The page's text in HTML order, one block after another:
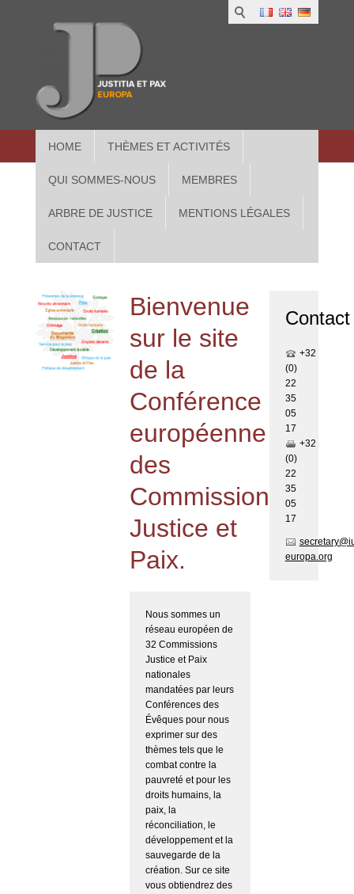
HOME THÈMES ET ACTIVITÉS
QUI SOMMES-NOUS MEMBRES
ARBRE DE JUSTICE MENTIONS LÉGALES
CONTACT
in
Bienvenue
sur le site
de la
Conférence
européenne
des
Commissions
Justice et
Paix.
Nous sommes un
réseau européen de
32 Commissions
Justice et Paix
nationales
mandatées par leurs
Conférences des
Évêques pour nous
exprimer sur des
thèmes tels que le
combat contre la
pauvreté et pour les
droits humains, la
paix, la
réconciliation, le
développement et la
sauvegarde de la
création. Sur ce site
vous obtiendrez des
Contact
+32
(0)
22
35
05
17
+32
(0)
22
35
05
17
europa.org